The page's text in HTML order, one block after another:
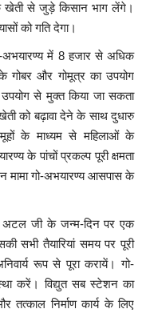
खेती से जुड़े किसान भाग लेंगे।
को गति देगा।
अभयारण्य में 8 हजार से अधिक
गोबर और गोमूत्र का उपयोग
से मुक्त किया जा सकता
को बढ़ावा देने के साथ दुधारु
के माध्यम से महिलाओं के
के पांचों प्रकल्प पूरी क्षमता
मामा गो-अभयारण्य आसपास के
अटल जी के जन्म-दिन पर एक
सभी तैयारियां समय पर पूरी
रूप से पूरा करायें। गो-
करें। विद्युत सब स्टेशन का
तत्काल निर्माण कार्य के लिए